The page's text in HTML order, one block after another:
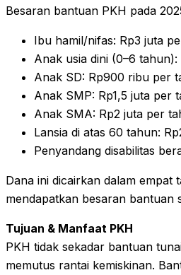
Besaran bantuan PKH pada
Ibu hamil/nifas: Rp3 juta
Anak usia dini (0–6
Anak SD: Rp900 ribu per
Anak SMP: Rp1,5 juta per
Anak SMA: Rp2 juta per
Lansia di atas 60 tahun:
Penyandang disabilitas
Dana ini dicairkan dalam empat
mendapatkan besaran bantuan
Tujuan & Manfaat PKH
PKH tidak sekadar bantuan
memutus rantai kemiskinan.